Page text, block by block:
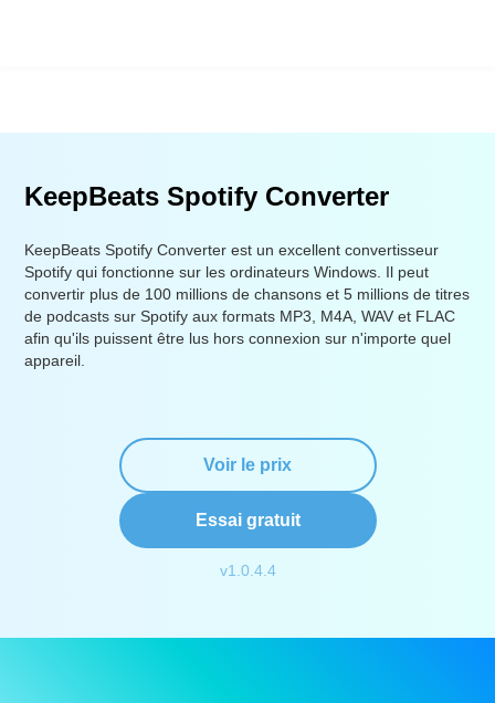
KeepBeats Spotify Converter
KeepBeats Spotify Converter est un excellent convertisseur
Spotify qui fonctionne sur les ordinateurs Windows. Il peut
convertir plus de 100 millions de chansons et 5 millions de titres
de podcasts sur Spotify aux formats MP3, M4A, WAV et FLAC
afin qu'ils puissent être lus hors connexion sur n'importe quel
appareil.
Essai gratuit
v1.0.4.4
Voir le prix